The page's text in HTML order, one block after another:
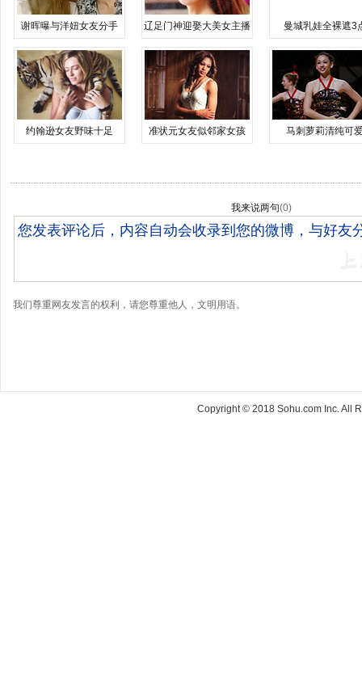
谢晖曝与洋妞女友分手 辽足门神迎娶大美女主播 曼城乳娃全裸遮3
约翰逊女友野味十足 准状元女友似邻家女孩 马刺萝莉清纯可
我来说两句(0)
我们尊重网友发言的权利，请您尊重他人，文明用语。
Copyright © 2018 Sohu.com Inc. All